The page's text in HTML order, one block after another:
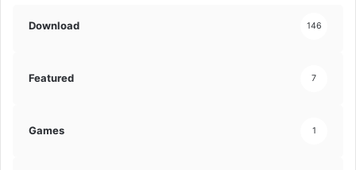
Download 146
Featured 7
Games 1